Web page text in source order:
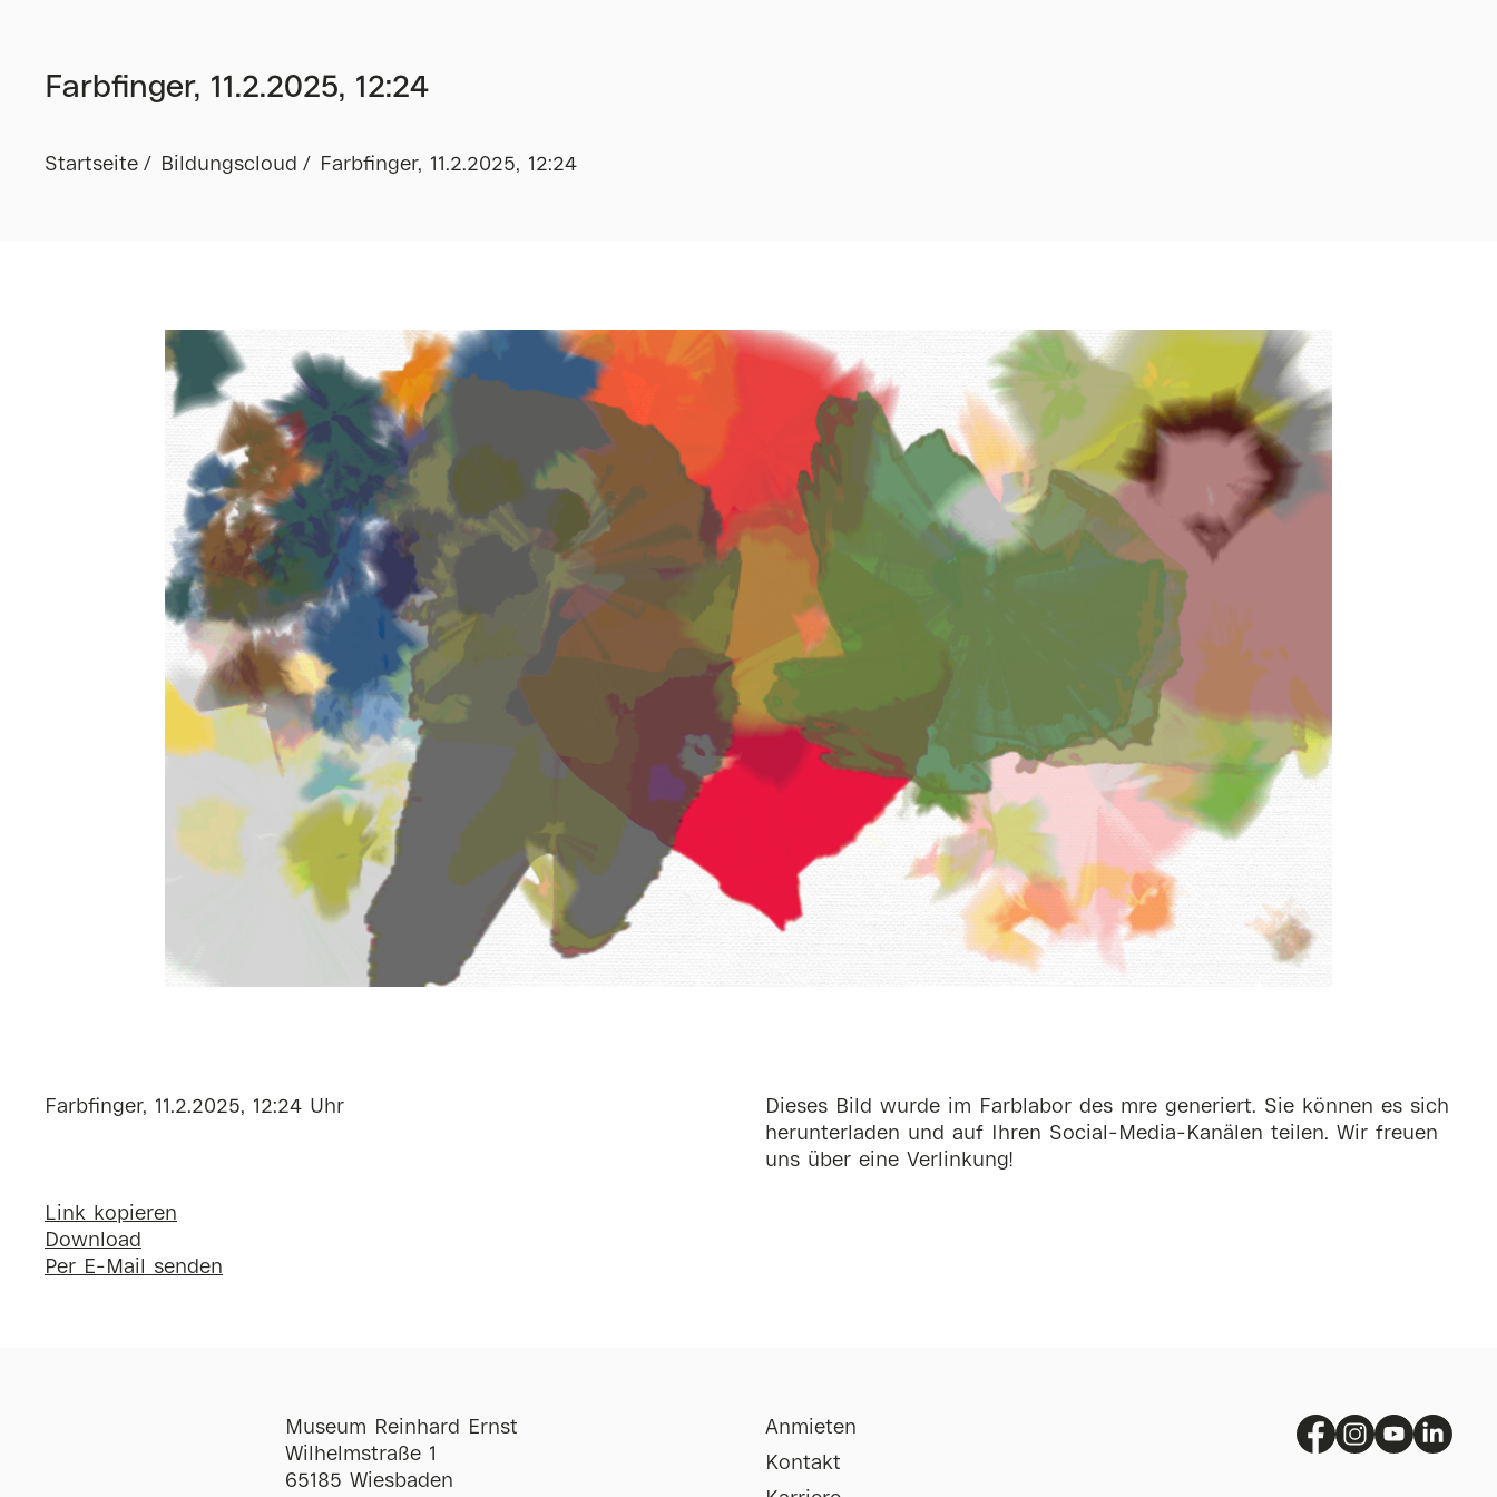
Farbfinger, 11.2.2025, 12:24
Startseite Bildungscloud Farbfinger, 11.2.2025, 12:24
Farbfinger, 11.2.2025, 12:24 Uhr
Link kopieren
Download
Per E-Mail senden
Dieses Bild wurde im Farblabor des mre generiert. Sie können es sich
herunterladen und auf Ihren Social-Media-Kanälen teilen. Wir freuen
uns über eine Verlinkung!
Museum Reinhard Ernst
Wilhelmstraße 1
65185 Wiesbaden
Anmieten
Kontakt